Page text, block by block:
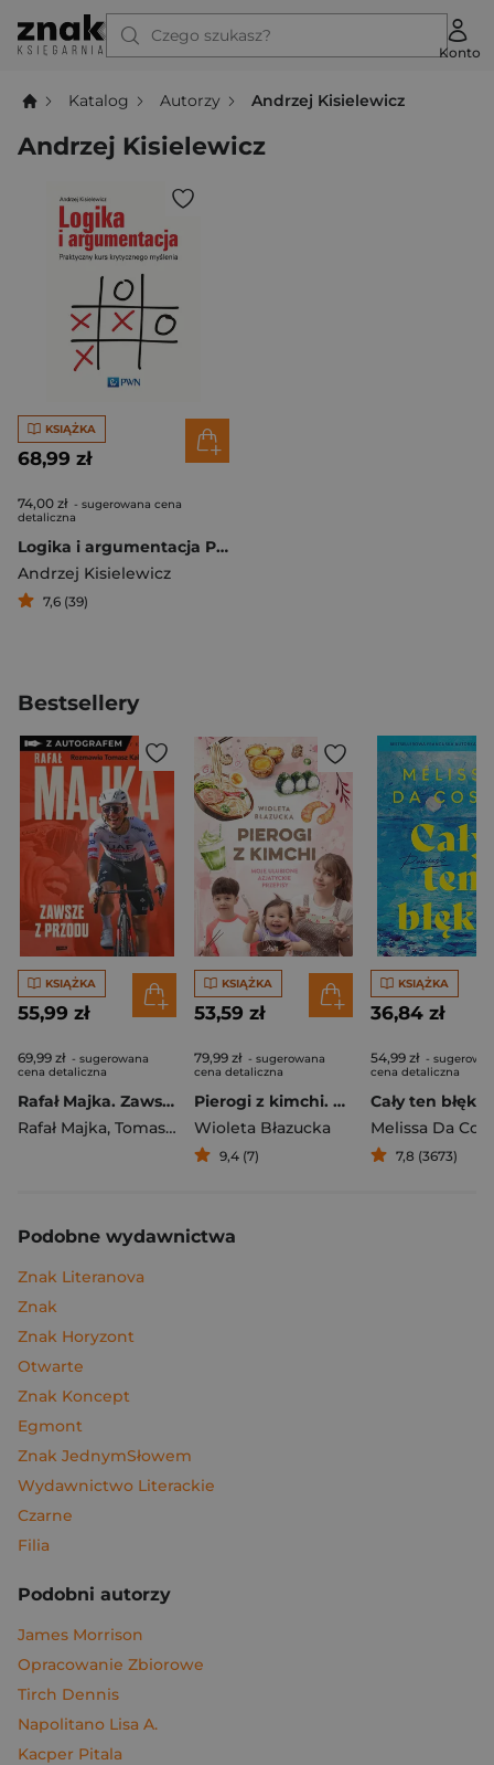
Czego szukasz?
Konto
Katalog Autorzy Andrzej Kisielewicz
Andrzej Kisielewicz
KSIĄŻKA
68,99 zł
74,00 zł - sugerowana cena
detaliczna
Logika i argumentacja Praktyczny kurs krytycznego myślenia
Andrzej Kisielewicz
7,6 (39)
Bestsellery
KSIĄŻKA
55,99 zł
69,99 zł - sugerowana
cena detaliczna
Rafał Majka. Zawsze z przodu. Rozmawia Tomasz Kalemba - książka z autografem
Rafał Majka, Tomasz Kalemba
KSIĄŻKA
53,59 zł
79,99 zł - sugerowana
cena detaliczna
Pierogi z kimchi. Moje ulubione azjatyckie przepisy
Wioleta Błazucka
9,4 (7)
KSIĄŻKA
36,84 zł
54,99 zł -
cena detaliczna
Cały ten błękit
Melissa Da
7,8 (3673)
Podobne wydawnictwa
Znak Literanova
Znak
Znak Horyzont
Otwarte
Znak Koncept
Egmont
Znak JednymSłowem
Wydawnictwo Literackie
Czarne
Filia
Podobni autorzy
James Morrison
Opracowanie Zbiorowe
Tirch Dennis
Napolitano Lisa A.
Kacper Pitala